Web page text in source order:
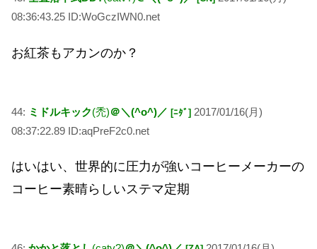
08:36:43.25 ID:WoGczIWN0.net
お紅茶もアカンのか？
44: ミドルキック(禿)＠＼(^o^)／ [ﾆﾀﾞ] 2017/01/16(月)
08:37:22.89 ID:aqPreF2c0.net
はいはい、世界的に圧力が強いコーヒーメーカーの
コーヒー素晴らしいステマ定期